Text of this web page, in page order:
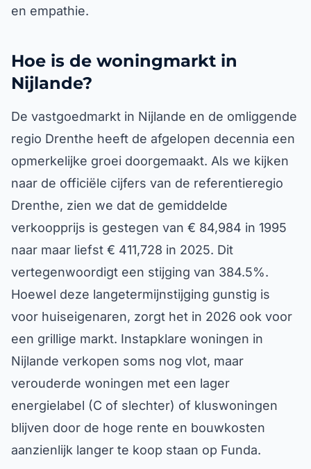
en empathie.
Hoe is de woningmarkt in
Nijlande?
De vastgoedmarkt in Nijlande en de omliggende
regio Drenthe heeft de afgelopen decennia een
opmerkelijke groei doorgemaakt. Als we kijken
naar de officiële cijfers van de referentieregio
Drenthe, zien we dat de gemiddelde
verkoopprijs is gestegen van € 84,984 in 1995
naar maar liefst € 411,728 in 2025. Dit
vertegenwoordigt een stijging van 384.5%.
Hoewel deze langetermijnstijging gunstig is
voor huiseigenaren, zorgt het in 2026 ook voor
een grillige markt. Instapklare woningen in
Nijlande verkopen soms nog vlot, maar
verouderde woningen met een lager
energielabel (C of slechter) of kluswoningen
blijven door de hoge rente en bouwkosten
aanzienlijk langer te koop staan op Funda.